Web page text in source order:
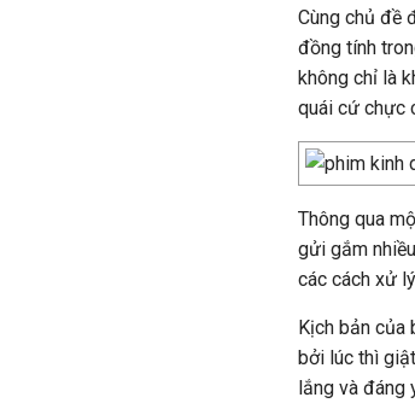
Cùng chủ đề
đồng tính
không chỉ là
quái cứ chực
Thông qua
gửi gắm
các cách xử
Kịch bản của
bởi lúc thì
lắng và đáng